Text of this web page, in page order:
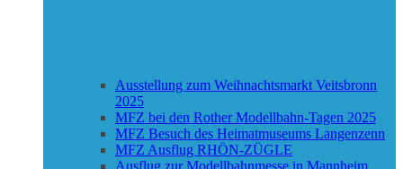
Ausstellung zum Weihnachtsmarkt Veitsbronn
2025
MFZ bei den Rother Modellbahn-Tagen 2025
MFZ Besuch des Heimatmuseums Langenzenn
MFZ Ausflug RHÖN-ZÜGLE